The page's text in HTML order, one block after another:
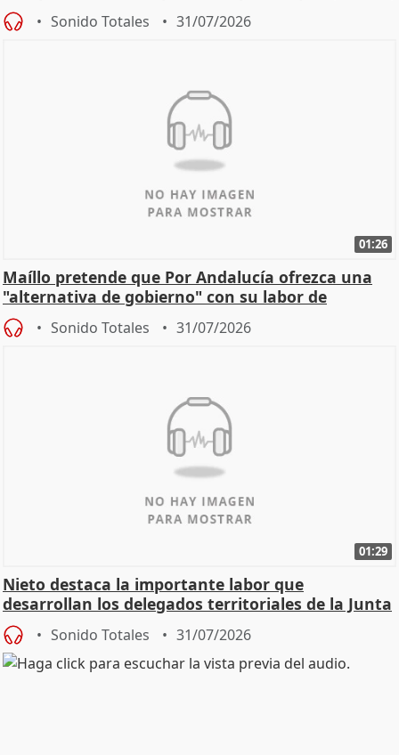
Sonido Totales 31/07/2026
01:26
Maíllo pretende que Por Andalucía ofrezca una
"alternativa de gobierno" con su labor de
oposición
Sonido Totales 31/07/2026
01:29
Nieto destaca la importante labor que
desarrollan los delegados territoriales de la Junta
Sonido Totales 31/07/2026